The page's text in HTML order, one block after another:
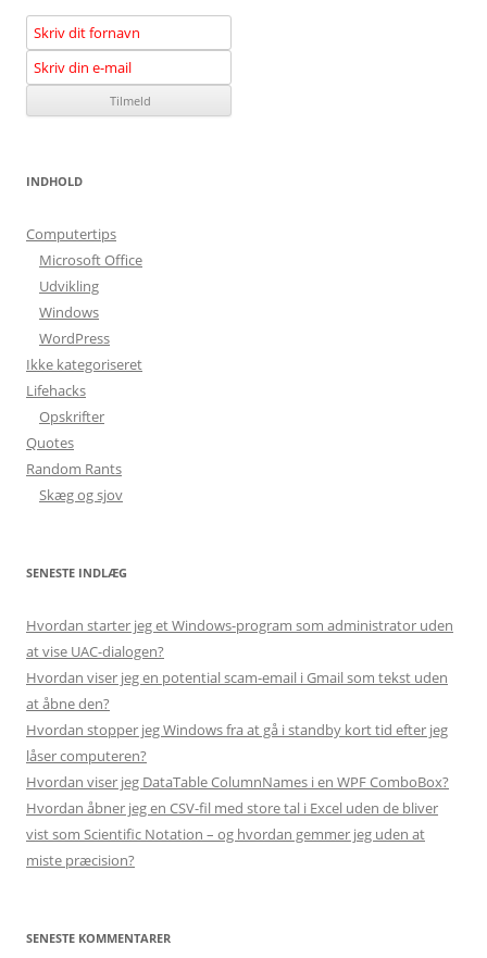
INDHOLD
Computertips
Microsoft Office
Udvikling
Windows
WordPress
Ikke kategoriseret
Lifehacks
Opskrifter
Quotes
Random Rants
Skæg og sjov
SENESTE INDLÆG
Hvordan starter jeg et Windows-program som administrator uden
at vise UAC-dialogen?
Hvordan viser jeg en potential scam-email i Gmail som tekst uden
at åbne den?
Hvordan stopper jeg Windows fra at gå i standby kort tid efter jeg
låser computeren?
Hvordan viser jeg DataTable ColumnNames i en WPF ComboBox?
Hvordan åbner jeg en CSV-fil med store tal i Excel uden de bliver
vist som Scientific Notation – og hvordan gemmer jeg uden at
miste præcision?
SENESTE KOMMENTARER